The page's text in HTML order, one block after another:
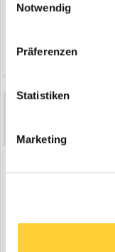
Notwendig
Präferenzen
Statistiken
Marketing
Zitieren